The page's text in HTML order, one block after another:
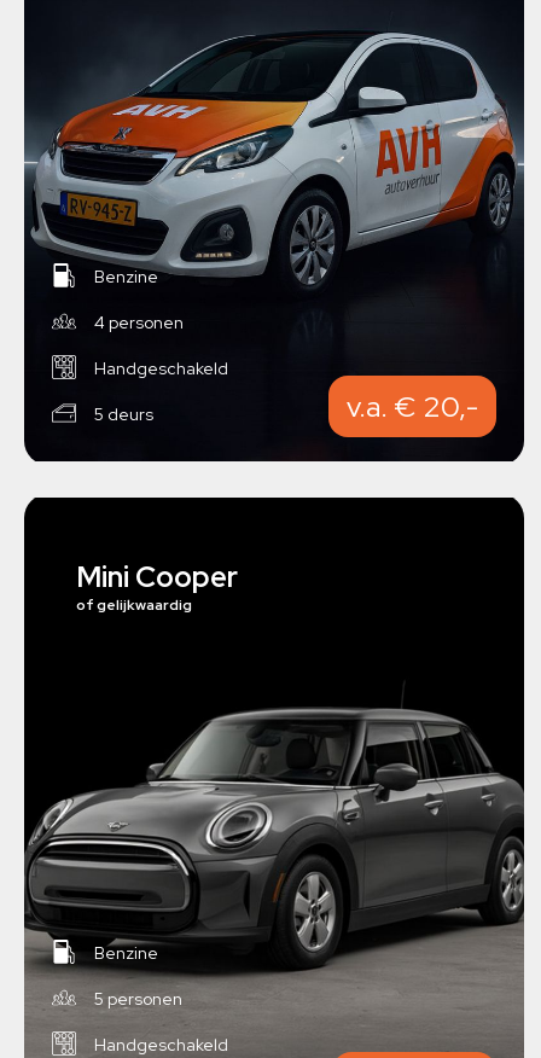
Benzine
4 personen
Handgeschakeld
5 deurs v.a. € 20,-
Mini Cooper
of gelijkwaardig
Benzine
5 personen
Handgeschakeld